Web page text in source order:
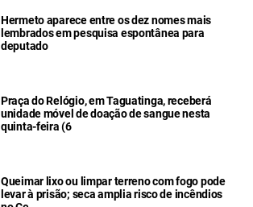
Hermeto aparece entre os dez nomes mais
lembrados em pesquisa espontânea para
deputado
Praça do Relógio, em Taguatinga, receberá
unidade móvel de doação de sangue nesta
quinta-feira (6
Queimar lixo ou limpar terreno com fogo pode
levar à prisão; seca amplia risco de incêndios